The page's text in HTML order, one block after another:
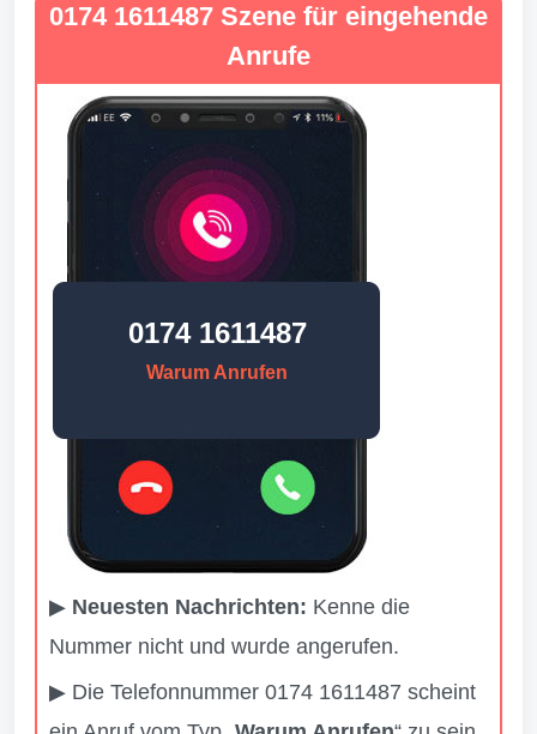
0174 1611487 Szene für eingehende
Anrufe
0174 1611487
Warum Anrufen
▶ Neuesten Nachrichten: Kenne die
Nummer nicht und wurde angerufen.
▶ Die Telefonnummer 0174 1611487 scheint